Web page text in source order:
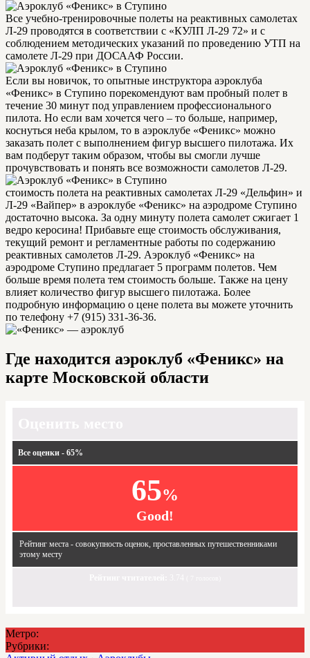
Все учебно-тренировочные полеты на реактивных самолетах
Л-29 проводятся в соответствии с «КУЛП Л-29 72» и с
соблюдением методических указаний по проведению УТП на
самолете Л-29 при ДОСААФ России.
Если вы новичок, то опытные инструктора аэроклуба
«Феникс» в Ступино порекомендуют вам пробный полет в
течение 30 минут под управлением профессионального
пилота. Но если вам хочется чего – то больше, например,
коснуться неба крылом, то в аэроклубе «Феникс» можно
заказать полет с выполнением фигур высшего пилотажа. Их
вам подберут таким образом, чтобы вы смогли лучше
прочувствовать и понять все возможности самолетов Л-29.
стоимость полета на реактивных самолетах Л-29 «Дельфин» и
Л-29 «Вайпер» в аэроклубе «Феникс» на аэродроме Ступино
достаточно высока. За одну минуту полета самолет сжигает 1
ведро керосина! Прибавьте еще стоимость обслуживания,
текущий ремонт и регламентные работы по содержанию
реактивных самолетов Л-29. Аэроклуб «Феникс» на
аэродроме Ступино предлагает 5 программ полетов. Чем
больше время полета тем стоимость больше. Также на цену
влияет количество фигур высшего пилотажа. Более
подробную информацию о цене полета вы можете уточнить
по телефону +7 (915) 331-36-36.
Где находится аэроклуб «Феникс» на
карте Московской области
Все оценки - 65%
65%
Good!
Рейтинг места - совокупность оценок, проставленных путешественниками
этому месту
Метро:
Рубрики: